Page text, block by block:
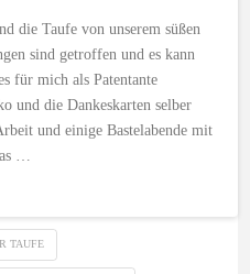
die Taufe von unserem süßen
sind getroffen und es kann
für mich als Patentante
und die Dankeskarten selber
und einige Bastelabende mit
…
TAUFE